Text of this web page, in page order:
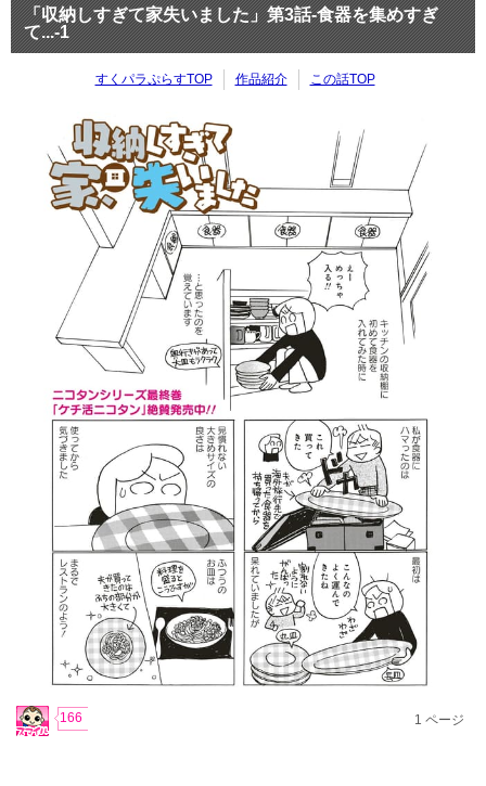
「収納しすぎて家失いました」第3話-食器を集めすぎ
て...-1
すくパラぷらすTOP 作品紹介 この話TOP
166 1 ページ